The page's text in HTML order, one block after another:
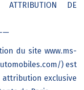
DE
du site www.ms-
) est
exclusive